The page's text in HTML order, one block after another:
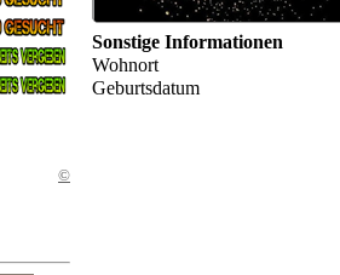
©
Sonstige Informationen
Wohnort
Geburtsdatum